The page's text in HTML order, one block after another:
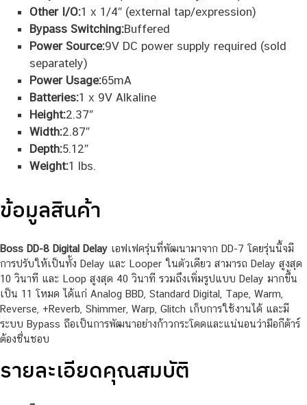
Other I/O:1 x 1/4″ (external tap/expression)
Bypass Switching:Buffered
Power Source:9V DC power supply required (sold
separately)
Power Usage:65mA
Batteries:1 x 9V Alkaline
Height:2.37″
Width:2.87″
Depth:5.12″
Weight:1 lbs.
ข้อมูลสินค้า
Boss DD-8 Digital Delay เอฟเฟครุ่นที่พัฒนามาจาก DD-7 โดยรุ่นนี้จมี
การปรับให้เป็นทั้ง Delay และ Looper ในตัวเดียว สามารถ Delay สูงสุด
10 วินาที และ Loop สูงสุด 40 วินาที รวมถึงเพิ่มรูปแบบ Delay มากขึ้น
เป็น 11 โหมด ได้แก่ Analog BBD, Standard Digital, Tape, Warm,
Reverse, +Reverb, Shimmer, Warp, Glitch เก็บการใช้งานได้ และมี
ระบบ Bypass ถือเป็นการพัฒนาอย่างก้าวกระโดดและแน่นอนว่ามือกีต้าร์
ต้องชื่นชอบ
รายละเอียดคุณสมบัติ